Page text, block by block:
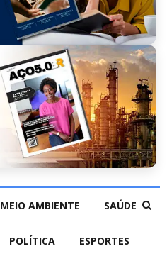
MEIO AMBIENTE SAÚDE
POLÍTICA ESPORTES